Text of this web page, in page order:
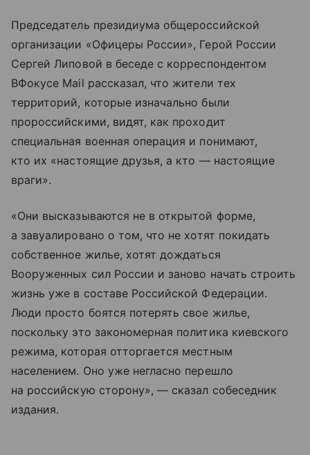
Председатель президиума общероссийской
организации «Офицеры России», Герой России
Сергей Липовой в беседе с корреспондентом
ВФокусе Mail рассказал, что жители тех
территорий, которые изначально были
пророссийскими, видят, как проходит
специальная военная операция и понимают,
кто их «настоящие друзья, а кто — настоящие
враги».
«Они высказываются не в открытой форме,
а завуалировано о том, что не хотят покидать
собственное жилье, хотят дождаться
Вооруженных сил России и заново начать строить
жизнь уже в составе Российской Федерации.
Люди просто боятся потерять свое жилье,
поскольку это закономерная политика киевского
режима, которая отторгается местным
населением. Оно уже негласно перешло
на российскую сторону», — сказал собеседник
издания.